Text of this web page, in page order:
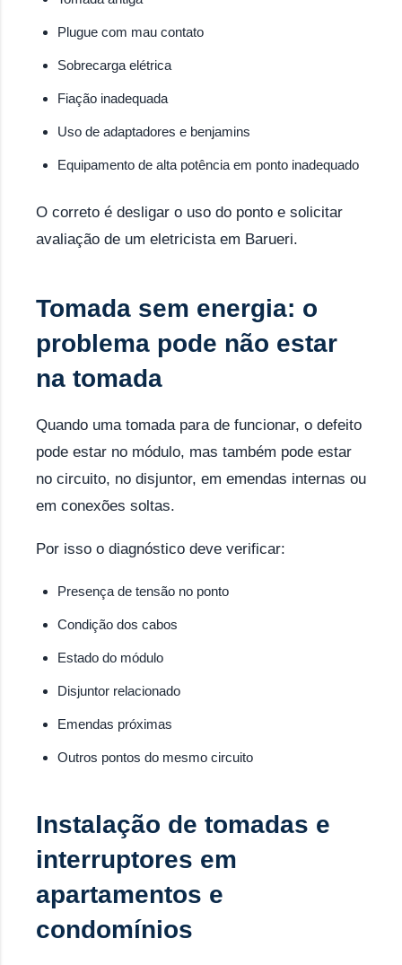
Plugue com mau contato
Sobrecarga elétrica
Fiação inadequada
Uso de adaptadores e benjamins
Equipamento de alta potência em ponto inadequado
O correto é desligar o uso do ponto e solicitar
avaliação de um eletricista em Barueri.
Tomada sem energia: o
problema pode não estar
na tomada
Quando uma tomada para de funcionar, o defeito
pode estar no módulo, mas também pode estar
no circuito, no disjuntor, em emendas internas ou
em conexões soltas.
Por isso o diagnóstico deve verificar:
Presença de tensão no ponto
Condição dos cabos
Estado do módulo
Disjuntor relacionado
Emendas próximas
Outros pontos do mesmo circuito
Instalação de tomadas e
interruptores em
apartamentos e
condomínios